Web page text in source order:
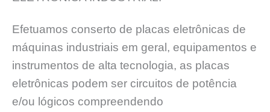
Efetuamos conserto de placas eletrônicas de
máquinas industriais em geral, equipamentos e
instrumentos de alta tecnologia, as placas
eletrônicas podem ser circuitos de potência
e/ou lógicos compreendendo